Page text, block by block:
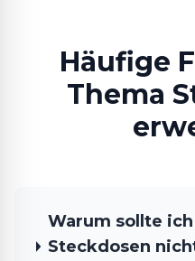
Häufige
Thema
Warum sollte
Steckdosen